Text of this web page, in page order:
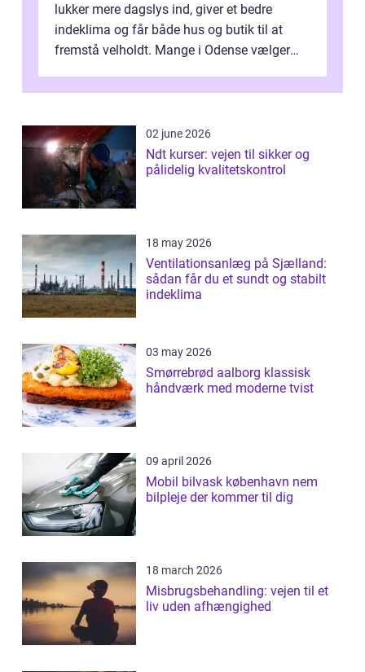
lukker mere dagslys ind, giver et bedre
indeklima og får både hus og butik til at
fremstå velholdt. Mange i Odense vælger
02 june 2026
Ndt kurser: vejen til sikker og
pålidelig kvalitetskontrol
18 may 2026
Ventilationsanlæg på Sjælland:
sådan får du et sundt og stabilt
indeklima
03 may 2026
Smørrebrød aalborg klassisk
håndværk med moderne tvist
09 april 2026
Mobil bilvask københavn nem
bilpleje der kommer til dig
18 march 2026
Misbrugsbehandling: vejen til et
liv uden afhængighed